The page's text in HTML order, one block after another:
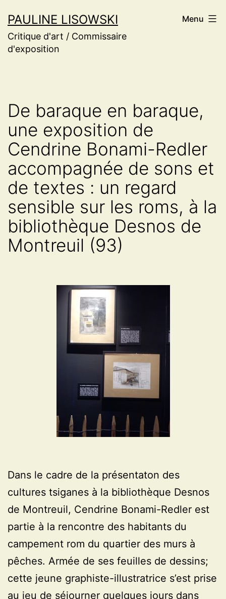
au
contenu
PAULINE LISOWSKI
Critique d'art / Commissaire
d'exposition
Menu
De baraque en baraque,
une exposition de
Cendrine Bonami-Redler
accompagnée de sons et
de textes : un regard
sensible sur les roms, à la
bibliothèque Desnos de
Montreuil (93)
Dans le cadre de la présentaton des
cultures tsiganes à la bibliothèque Desnos
de Montreuil, Cendrine Bonami-Redler est
partie à la rencontre des habitants du
campement rom du quartier des murs à
pêches. Armée de ses feuilles de dessins;
cette jeune graphiste-illustratrice s’est prise
au jeu de séjourner quelques jours dans